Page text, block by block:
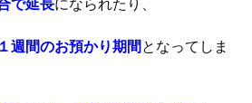
で延長になられたり、
週間のお預かり期間 となってしま